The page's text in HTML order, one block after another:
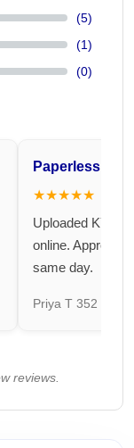
(5)
(1)
(0)
Paperless and
★★★★★
Uploaded KYC
online. Approval
same day.
Priya T 352 days
reviews.